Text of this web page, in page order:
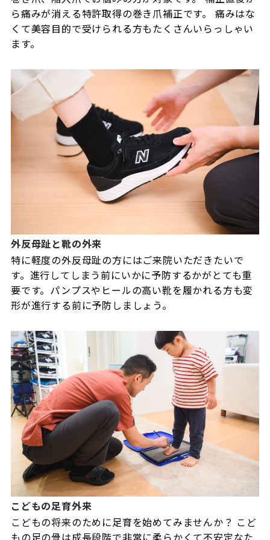
ら痛みが消える特許取得の巻き爪補正です。 痛みはな
くて美容目的で受けられる方もたくさんいらっしゃい
ます。
外反母趾と靴の外来
特に軽度の外反母趾の方にはご来院いただきたいで
す。進行してしまう前にいかに予防するかがとても重
要です。パンプスやヒールの高い靴を履かれる方も変
形が進行する前に予防しましょう。
こどもの足育外来
こどもの将来のために足育を始めてみませんか？ こど
もの足の骨は成長段階で非常に柔らかくて不安定なた